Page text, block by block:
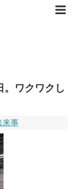
。ワクワクし
来事